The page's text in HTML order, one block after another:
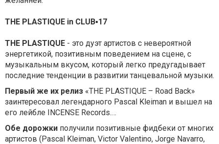
THE PLASTIQUE in CLUB▪17
THE PLASTIQUE - это дуэт артистов с невероятной
энергетикой, позитивным поведением на сцене, с
музыкальным вкусом, который легко предугадывает
последние тенденции в развитии танцевальной музыки.
Первый же их релиз «THE PLASTIQUE – Road Back»
заинтересовал легендарного Pascal Kleiman и вышел на
его лейбле INCENSE Records.…
Обе дорожки получили позитивные фидбеки от многих
артистов (Pascal Kleiman, Victor Valentino, Jorge Navarro,